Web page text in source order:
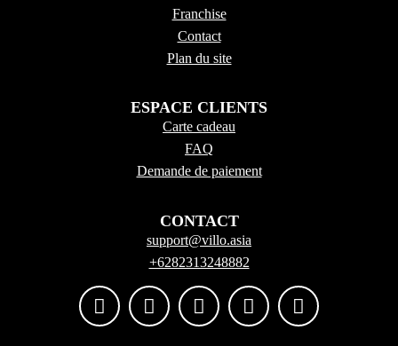
Franchise
Contact
Plan du site
ESPACE CLIENTS
Carte cadeau
FAQ
Demande de paiement
CONTACT
support@villo.asia
+6282313248882